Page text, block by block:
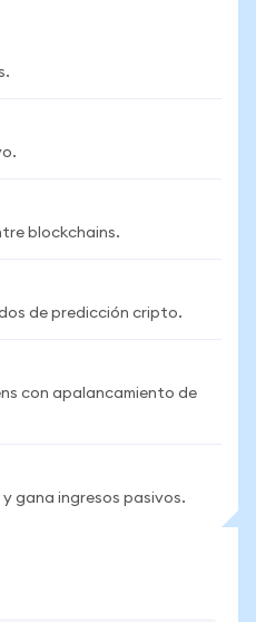
blockchains.
de predicción cripto.
con apalancamiento de
gana ingresos pasivos.